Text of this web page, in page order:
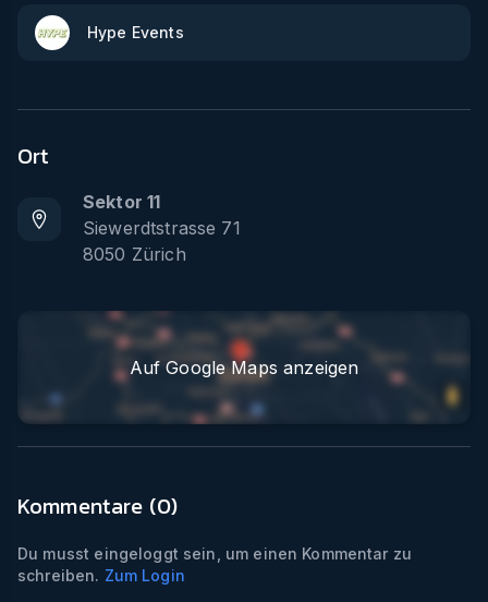
Hype Events
Ort
Sektor 11
Siewerdtstrasse 71
8050 Zürich
Auf Google Maps anzeigen
Kommentare (0)
Du musst eingeloggt sein, um einen Kommentar zu
schreiben. Zum Login